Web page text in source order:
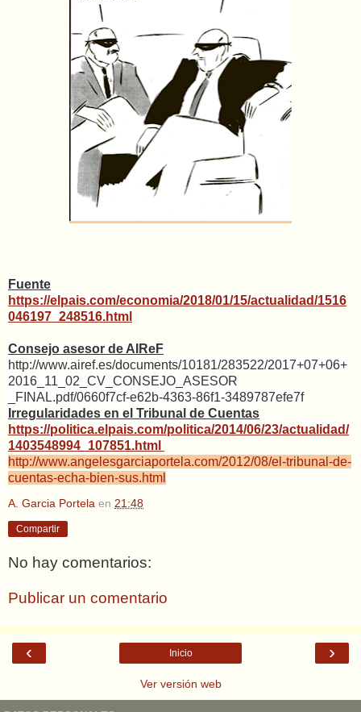
Fuente
https://elpais.com/economia/2018/01/15/actualidad/1516
046197_248516.html
Consejo asesor de AIReF
http://www.airef.es/documents/10181/283522/2017+07+06+
2016_11_02_CV_CONSEJO_ASESOR
_FINAL.pdf/0660f7cf-e62b-4363-86f1-3489787efe7f
Irregularidades en el Tribunal de Cuentas
https://politica.elpais.com/politica/2014/06/23/actualidad/
1403548994_107851.html
http://www.angelesgarciaportela.com/2012/08/el-tribunal-de-
cuentas-echa-bien-sus.html
A. Garcia Portela en 21:48
Compartir
No hay comentarios:
Publicar un comentario
‹ ›
Inicio
Ver versión web